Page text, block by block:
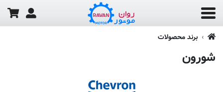
برند محصولات
شورون